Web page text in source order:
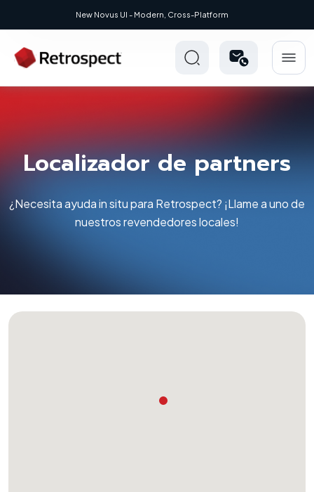
New Novus UI - Modern, Cross-Platform
Localizador de partners
¿Necesita ayuda in situ para Retrospect? ¡Llame a uno de
nuestros revendedores locales!